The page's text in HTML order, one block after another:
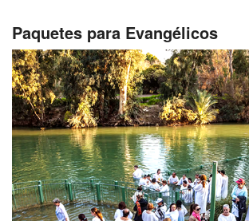
Paquetes para Evangélicos